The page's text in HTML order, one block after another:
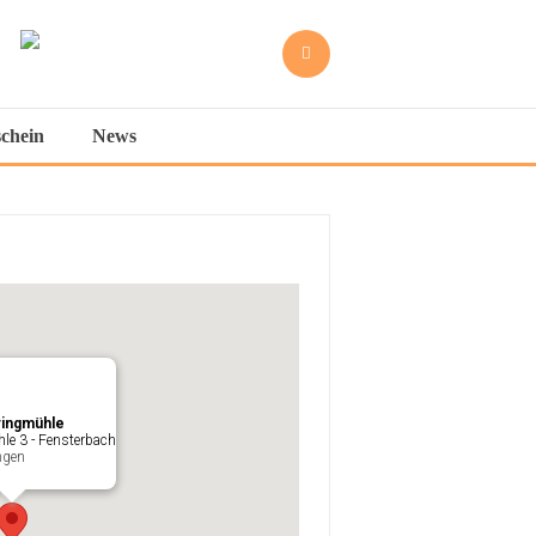

News
3 - Fensterbach